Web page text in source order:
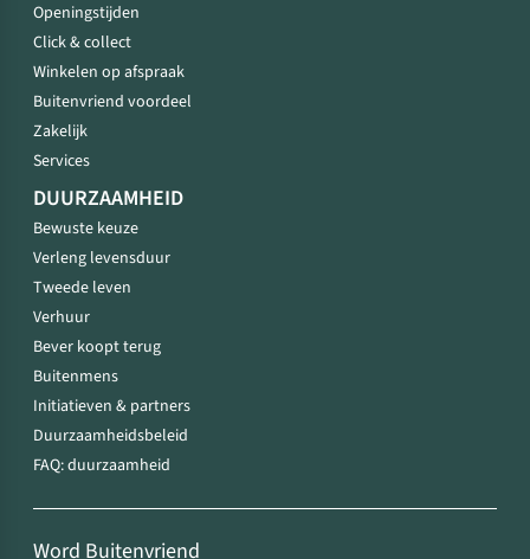
Openingstijden
Click & collect
Winkelen op afspraak
Buitenvriend voordeel
Zakelijk
Services
DUURZAAMHEID
Bewuste keuze
Verleng levensduur
Tweede leven
Verhuur
Bever koopt terug
Buitenmens
Initiatieven & partners
Duurzaamheidsbeleid
FAQ: duurzaamheid
Word Buitenvriend